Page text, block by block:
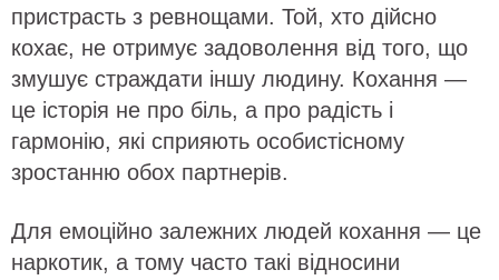
пристрасть з ревнощами. Той, хто дійсно
кохає, не отримує задоволення від того, що
змушує страждати іншу людину. Кохання —
це історія не про біль, а про радість і
гармонію, які сприяють особистісному
зростанню обох партнерів.
Для емоційно залежних людей кохання — це
наркотик, а тому часто такі відносини